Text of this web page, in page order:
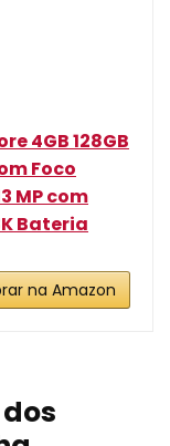
4GB 128GB
Foco
MP com
Bateria
na Amazon